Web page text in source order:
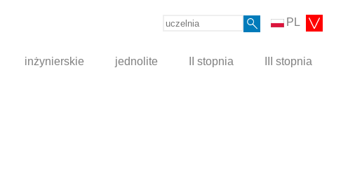
PL
inżynierskie jednolite II stopnia III stopnia